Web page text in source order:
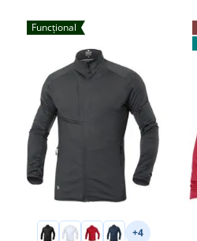
Funcțional
+4